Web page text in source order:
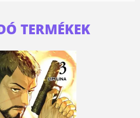
TERMÉKEK